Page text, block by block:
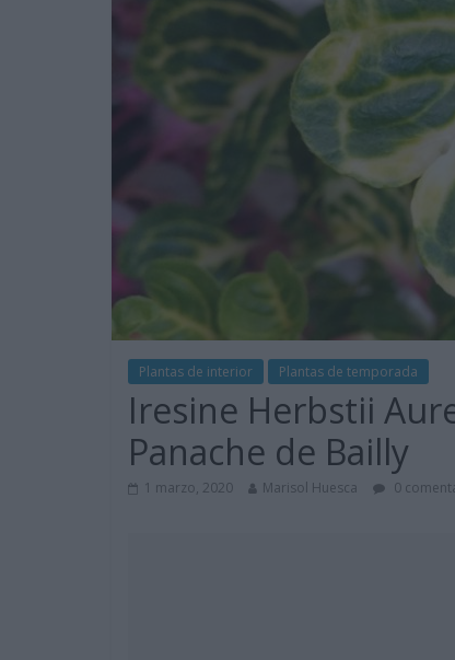
Plantas de interior Plantas de temporada
Iresine Herbstii
Panache de Bailly
1 marzo, 2020 Marisol Huesca 0